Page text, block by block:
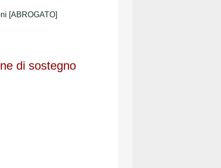
[ABROGATO]
di sostegno